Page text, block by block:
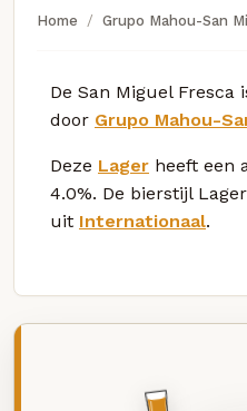
Home Grupo Mahou-San
De San Miguel Fresca
door Grupo Mahou-
Deze Lager heeft een
4.0%. De bierstijl
uit Internationaal.